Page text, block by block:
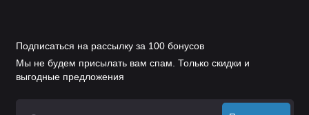
Подписаться на рассылку за 100 бонусов
Мы не будем присылать вам спам. Только скидки и
выгодные предложения